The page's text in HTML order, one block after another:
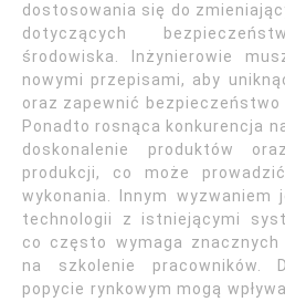
dostosowania się do
dotyczących
środowiska. Inżynierowie
nowymi przepisami, aby
oraz zapewnić bezpieczeństwo
Ponadto rosnąca konkurencja
doskonalenie produktów
produkcji, co może
wykonania. Innym
technologii z istniejącymi
co często wymaga
na szkolenie pracowników.
popycie rynkowym mogą